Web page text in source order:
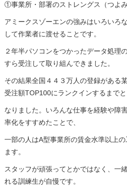
①事業所・部署のストレングス（つよ
アミークスゾーエンの強みはいろいろ
して作業者に渡せることです。
２年半パソコンをつかったデータ処理
すら受注して取り組んできました。
その結果全国４４３万人の登録がある
受注額TOP100にランクインするまでと
なりました。いろんな仕事を経験や障
率化をすすめたことで、
一部の人はA型事業所の賃金水準以上
ます。
スタッフが頑張ってとかではなく、一
れる訓練生が自慢です。